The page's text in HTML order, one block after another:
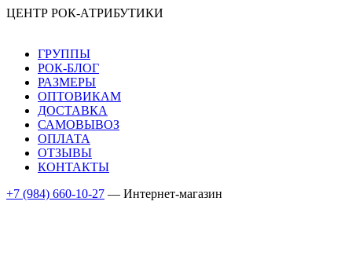
ЦЕНТР РОК-АТРИБУТИКИ
ГРУППЫ
РОК-БЛОГ
РАЗМЕРЫ
ОПТОВИКАМ
ДОСТАВКА
САМОВЫВОЗ
ОПЛАТА
ОТЗЫВЫ
КОНТАКТЫ
+7 (984) 660-10-27 — Интернет-магазин